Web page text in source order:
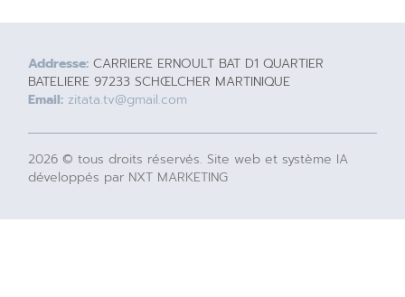
Addresse: CARRIERE ERNOULT BAT D1 QUARTIER
BATELIERE 97233 SCHŒLCHER MARTINIQUE
Email: zitata.tv@gmail.com
2026 © tous droits réservés. Site web et système IA
développés par NXT MARKETING